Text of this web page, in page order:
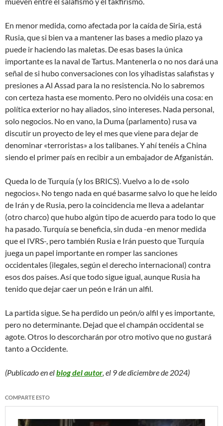
En menor medida, como afectada por la caída de Siria, está
Rusia, que si bien va a mantener las bases a medio plazo ya
puede ir haciendo las maletas. De esas bases la única
importante es la naval de Tartus. Mantenerla o no nos dará una
señal de si hubo conversaciones con los yihadistas salafistas y
presiones a Al Assad para la no resistencia. No lo sabremos
con certeza hasta ese momento. Pero no olvidéis una cosa: en
política exterior no hay aliados, sino intereses. Nada personal,
solo negocios. No en vano, la Duma (parlamento) rusa va
discutir un proyecto de ley el mes que viene para dejar de
denominar «terroristas» a los talibanes. Y ahí tenéis a China
siendo el primer país en recibir a un embajador de Afganistán.
Queda lo de Turquía (y los BRICS). Vuelvo a lo de «solo
negocios». No tengo nada en qué basarme salvo lo que he leído
de Irán y de Rusia, pero la coincidencia me lleva a adelantar
(otro charco) que hubo algún tipo de acuerdo para todo lo que
ha pasado. Turquía se beneficia, sin duda -en menor medida
que el IVRS-, pero también Rusia e Irán puesto que Turquía
juega un papel importante en romper las sanciones
occidentales (ilegales, según el derecho internacional) contra
esos dos países. Así que todo sigue igual, aunque Rusia ha
tenido que dejar caer un peón e Irán un alfil.
La partida sigue. Se ha perdido un peón/o alfil y es importante,
pero no determinante. Dejad que el champán occidental se
agote. Otros lo descorcharán por otro motivo que no gustará
tanto a Occidente.
(Publicado en elblog del autor, el 9 de diciembre de 2024)
COMPARTE ESTO